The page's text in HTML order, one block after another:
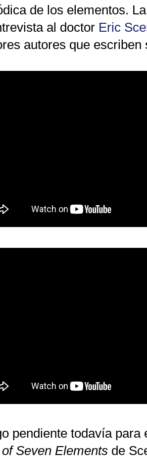
de los elementos.
al doctor Eric
autores que escriben
pendiente todavía
of Seven Elements de